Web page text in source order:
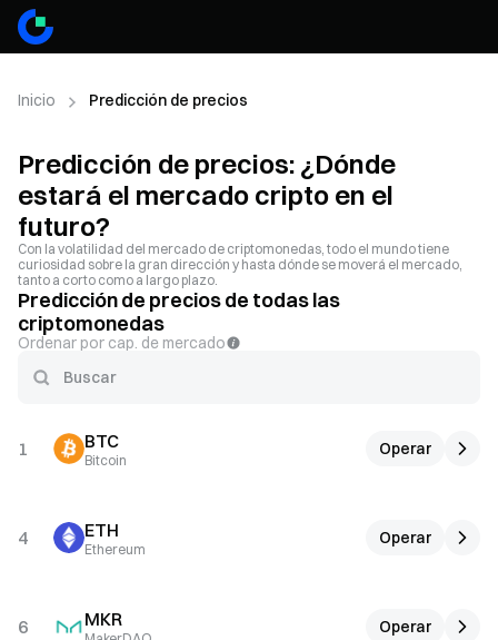
Inicio Predicción de precios
Predicción de precios: ¿Dónde
estará el mercado cripto en el
futuro?
Con la volatilidad del mercado de criptomonedas, todo el mundo tiene
curiosidad sobre la gran dirección y hasta dónde se moverá el mercado,
tanto a corto como a largo plazo.
Predicción de precios de todas las
criptomonedas
Ordenar por cap. de mercado
1 BTC
Bitcoin
Operar
4 ETH
Ethereum
Operar
6 MKR Operar